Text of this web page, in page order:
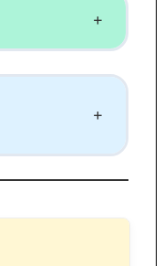
+
+